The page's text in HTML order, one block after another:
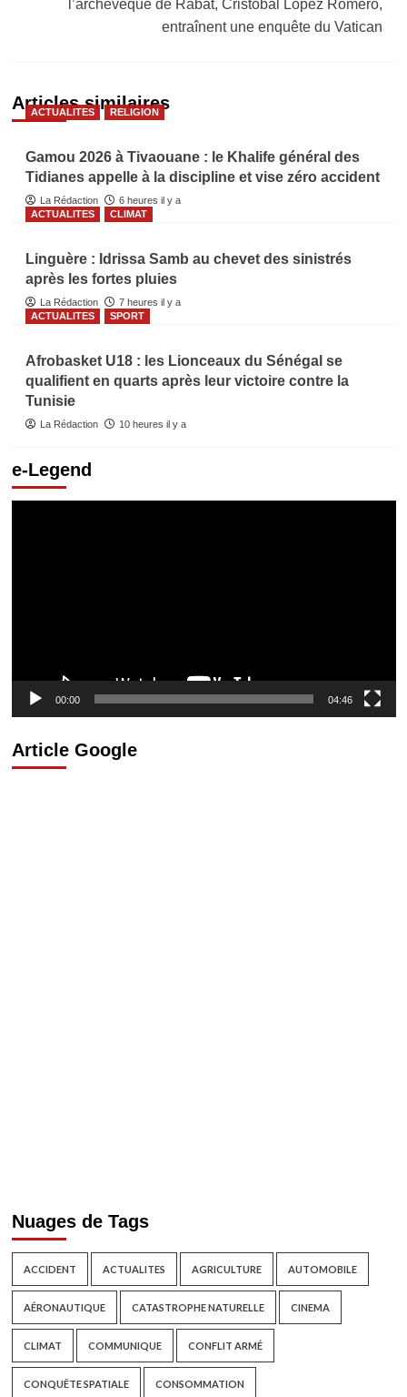
l’archevêque de Rabat, Cristobal Lopez Romero,
entraînent une enquête du Vatican
Articles similaires
ACTUALITES RELIGION
Gamou 2026 à Tivaouane : le Khalife général des
Tidianes appelle à la discipline et vise zéro accident
La Rédaction
6 heures il y a
ACTUALITES
CLIMAT
Linguère : Idrissa Samb au chevet des sinistrés
après les fortes pluies
La Rédaction
7 heures il y a
ACTUALITES
SPORT
Afrobasket U18 : les Lionceaux du Sénégal se
qualifient en quarts après leur victoire contre la
Tunisie
La Rédaction 10 heures il y a
e-Legend
00:00 04:46
Article Google
Nuages de Tags
ACCIDENT ACTUALITES AGRICULTURE AUTOMOBILE
AÉRONAUTIQUE CATASTROPHE NATURELLE CINEMA
CLIMAT COMMUNIQUE CONFLIT ARMÉ
CONQUÊTE SPATIALE CONSOMMATION